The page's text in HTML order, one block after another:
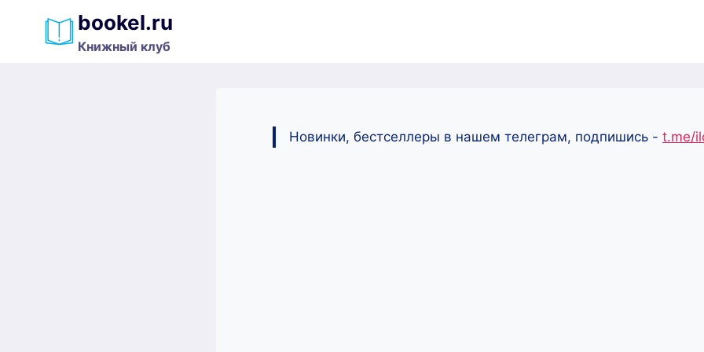
содержимому
bookel.ru
Книжный клуб
Новинки, бестселлеры в нашем телеграм, подпишись - t.me/